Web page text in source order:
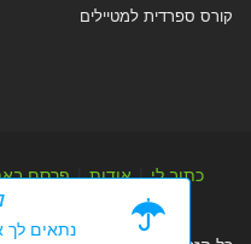
קורס ספרדית למטיילים
כתוב לי|אודות|פרסם
נתאים לך